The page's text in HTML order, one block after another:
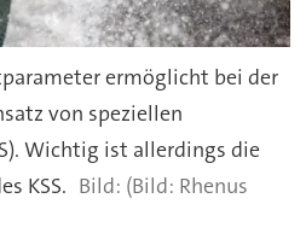
ermöglicht bei der
von speziellen
Wichtig ist allerdings die
KSS.
(Bild: Rhenus